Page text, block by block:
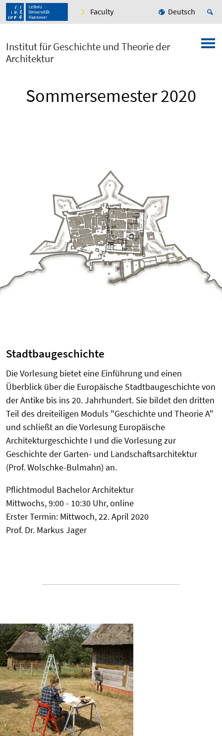
Faculty Deutsch
Institut für Geschichte und Theorie der
Architektur
Sommersemester 2020
Stadtbaugeschichte
Die Vorlesung bietet eine Einführung und einen
Überblick über die Europäische Stadtbaugeschichte von
der Antike bis ins 20. Jahrhundert. Sie bildet den dritten
Teil des dreiteiligen Moduls "Geschichte und Theorie A"
und schließt an die Vorlesung Europäische
Architekturgeschichte I und die Vorlesung zur
Geschichte der Garten- und Landschaftsarchitektur
(Prof. Wolschke-Bulmahn) an.
Pflichtmodul Bachelor Architektur
Mittwochs, 9:00 - 10:30 Uhr, online
Erster Termin: Mittwoch, 22. April 2020
Prof. Dr. Markus Jager